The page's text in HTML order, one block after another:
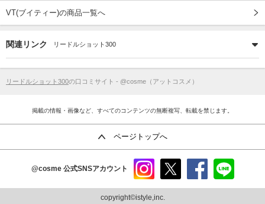
VT(ブイティー)の商品一覧へ
関連リンク リードルショット300
リードルショット300の口コミサイト - @cosme（アットコスメ）
掲載の情報・画像など、すべてのコンテンツの無断複写、転載を禁じます。
ページトップへ
@cosme 公式SNSアカウント
ram
copyright©istyle,inc.